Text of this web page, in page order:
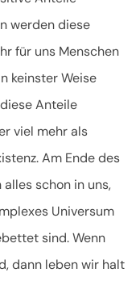
werden diese
für uns Menschen
keinster Weise
Anteile
viel mehr als
Am Ende des
schon in uns,
Universum
sind. Wenn
dann leben wir halt